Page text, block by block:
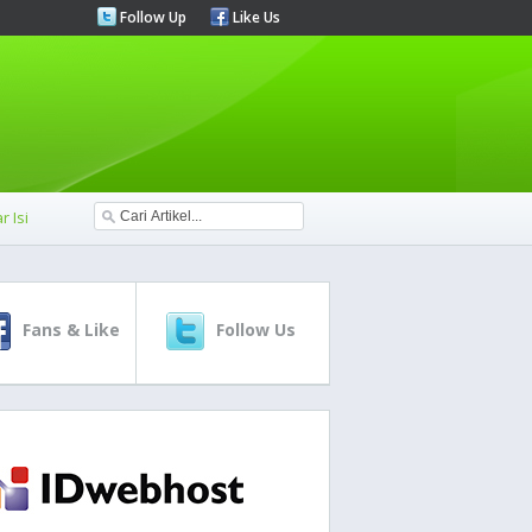
Follow Up Like Us
Isi
Fans & Like Follow Us